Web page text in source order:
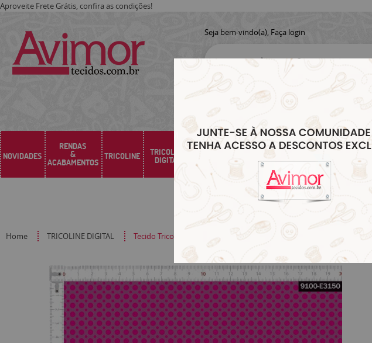
Aproveite Frete Grátis, confira as condições!
Seja bem-vindo(a), Faça login
NOVIDADES
RENDAS
&
ACABAMENTOS
TRICOLINE TRICOLINE
DIGITAL
CHITA
CHITÃO
CROCHÊ
TRICÔ
TECIDOS E
MALHAS
Home TRICOLINE DIGITAL Tecido Tricoline Estampado Digital Poá Pink e Rose 9100e3150